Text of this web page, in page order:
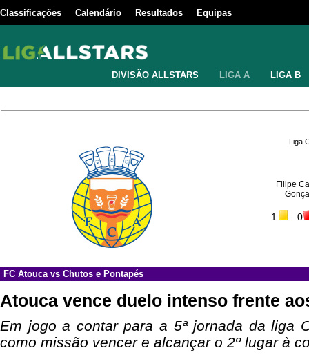
Classificações Calendário Resultados Equipas
DIVISÃO ALLSTARS LIGA A LIGA B
Liga
Filipe
1 0
FC Atoucavs Chutos e Pontapés
Atouca vence duelo intenso frente
Em jogo a contar para a 5ª jornada da liga
como missão vencer e alcançar o 2º lugar à